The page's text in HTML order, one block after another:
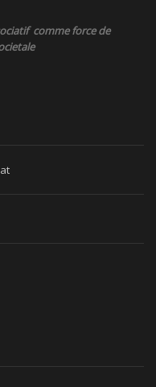
comme force de